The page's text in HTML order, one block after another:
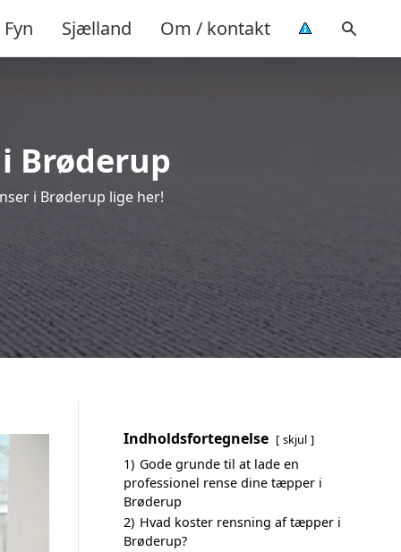
Fyn Sjælland Om / kontakt
Brøderup
i Brøderup lige her!
Indholdsfortegnelse skjul
1) Gode grunde til at lade en
professionel rense dine tæpper i
Brøderup
2) Hvad koster rensning af tæpper i
Brøderup?